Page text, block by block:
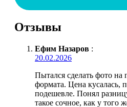
Отзывы
Ефим Назаров :
20.02.2026
Пытался сделать фото на
формата. Цена кусалась,
подешевле. Понял
такое сочное, как у того